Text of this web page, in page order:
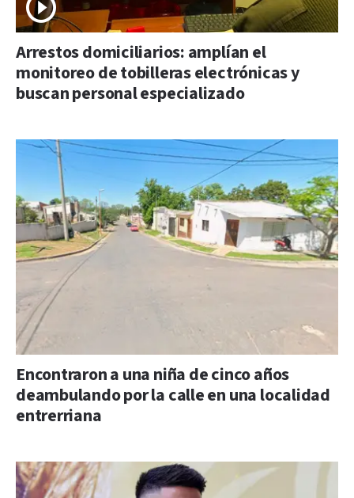
Arrestos domiciliarios: amplían el
monitoreo de tobilleras electrónicas y
buscan personal especializado
Encontraron a una niña de cinco años
deambulando por la calle en una localidad
entrerriana